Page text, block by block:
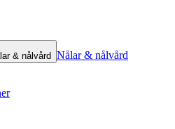
& nålvård Nålar & nålvård